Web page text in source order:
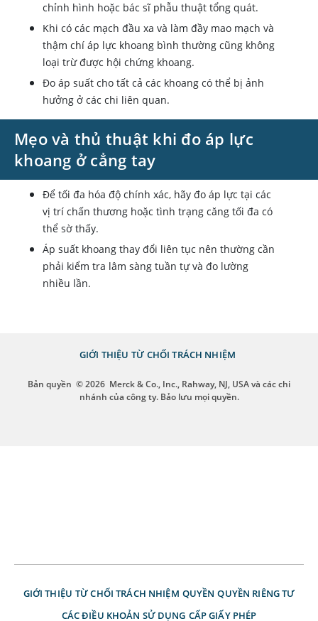
chỉnh hình hoặc bác sĩ phẫu thuật tổng quát.
Khi có các mạch đầu xa và làm đầy mao mạch và
thậm chí áp lực khoang bình thường cũng không
loại trừ được hội chứng khoang.
Đo áp suất cho tất cả các khoang có thể bị ảnh
hưởng ở các chi liên quan.
Mẹo và thủ thuật khi đo áp lực
khoang ở cẳng tay
Để tối đa hóa độ chính xác, hãy đo áp lực tại các
vị trí chấn thương hoặc tình trạng căng tối đa có
thể sờ thấy.
Áp suất khoang thay đổi liên tục nên thường cần
phải kiểm tra lâm sàng tuần tự và đo lường
nhiều lần.
GIỚI THIỆU TỪ CHỐI TRÁCH NHIỆM
Bản quyền © 2026 Merck & Co., Inc., Rahway, NJ, USA và các chi
nhánh của công ty. Bảo lưu mọi quyền.
GIỚI THIỆU TỪ CHỐI TRÁCH NHIỆM QUYỀN QUYỀN RIÊNG TƯ
CÁC ĐIỀU KHOẢN SỬ DỤNG CẤP GIẤY PHÉP